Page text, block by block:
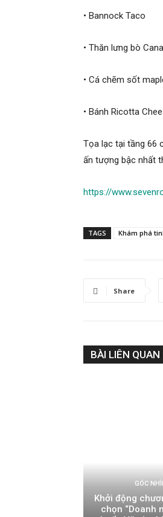
• Bannock Taco
• Thăn lưng bò
• Cá chẽm sốt
• Bánh Ricotta
Tọa lạc tại tầng 66
ấn tượng bậc nhất
https://
TAGS Khám phá
Share
BÀI LIÊN QUAN
GÓC
Khởi động
chọn “Doanh